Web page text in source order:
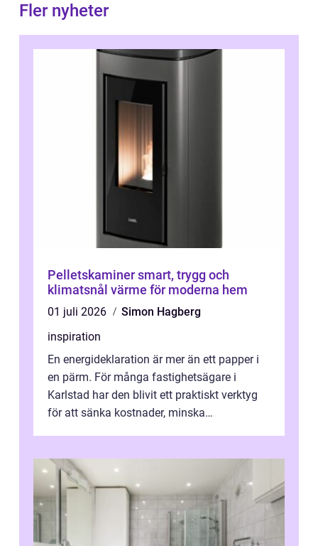
Fler nyheter
Pelletskaminer smart, trygg och
klimatsnål värme för moderna hem
01 juli 2026
Simon Hagberg
inspiration
En energideklaration är mer än ett papper i
en pärm. För många fastighetsägare i
Karlstad har den blivit ett praktiskt verktyg
för att sänka kostnader, minska